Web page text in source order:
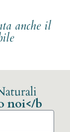
anche il
noi</b